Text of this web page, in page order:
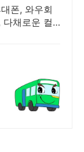
폰, 와우회
채로운 컬